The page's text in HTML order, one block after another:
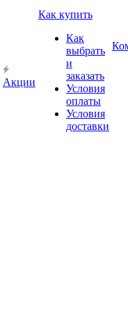
Акции
Как купить
Как
выбрать
и
заказать
Условия
оплаты
Условия
доставки